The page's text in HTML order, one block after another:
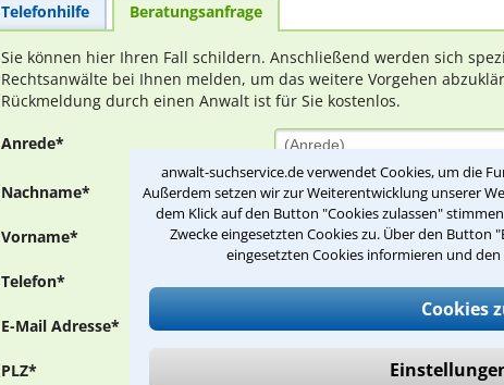
anwalt-suchservice.de verwendet Cookies, um die
Außerdem setzen wir zur Weiterentwicklung unserer
dem Klick auf den Button "Cookies zulassen"
Zwecke eingesetzten Cookies zu. Über den Button
eingesetzten Cookies informieren und
Cookies
Telefonhilfe Beratungsanfrage
Sie können hier Ihren Fall schildern. Anschließend werden sich
Rechtsanwälte bei Ihnen melden, um das weitere Vorgehen
Rückmeldung durch einen Anwalt ist für Sie kostenlos.
Anrede* (Anrede)
Nachname*
Vorname*
Telefon*
E-Mail Adresse*
PLZ*